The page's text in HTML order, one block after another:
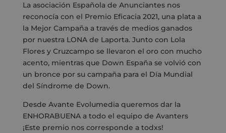
La asociación Española de Anunciantes nos
reconocía con el Premio Eficacia 2021, una plata a
la Mejor Campaña a través de medios ganados
por nuestra LONA de Laporta. Junto con Lola
Flores y Cruzcampo se llevaron el oro con mucho
acento, mientras que Down España se volvió con
un bronce por su campaña para el Día Mundial
del Síndrome de Down.
Desde Avante Evolumedia queremos dar la
ENHORABUENA a todo el equipo de Avanters
¡Este premio nos corresponde a todxs!